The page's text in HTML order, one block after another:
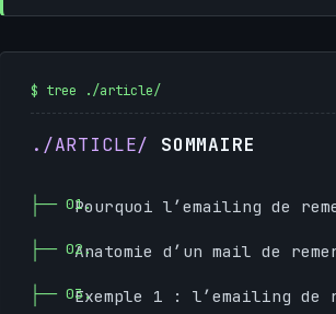
SOMMAIRE
Pourquoi l’emailing de
Anatomie d’un mail de
Exemple 1 : l’emailing de